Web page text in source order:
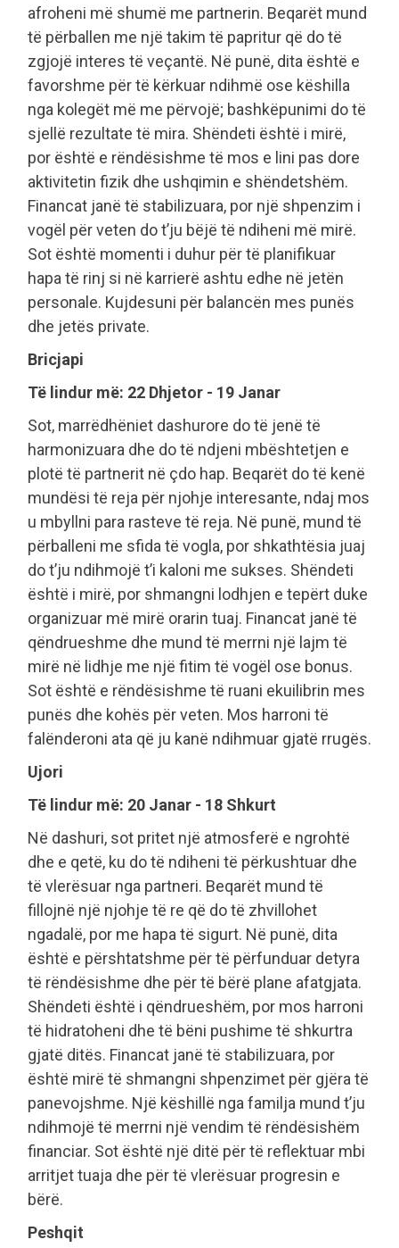
afroheni më shumë me partnerin. Beqarët mund
të përballen me një takim të papritur që do të
zgjojë interes të veçantë. Në punë, dita është e
favorshme për të kërkuar ndihmë ose këshilla
nga kolegët më me përvojë; bashkëpunimi do të
sjellë rezultate të mira. Shëndeti është i mirë,
por është e rëndësishme të mos e lini pas dore
aktivitetin fizik dhe ushqimin e shëndetshëm.
Financat janë të stabilizuara, por një shpenzim i
vogël për veten do t’ju bëjë të ndiheni më mirë.
Sot është momenti i duhur për të planifikuar
hapa të rinj si në karrierë ashtu edhe në jetën
personale. Kujdesuni për balancën mes punës
dhe jetës private.
Bricjapi
Të lindur më: 22 Dhjetor - 19 Janar
Sot, marrëdhëniet dashurore do të jenë të
harmonizuara dhe do të ndjeni mbështetjen e
plotë të partnerit në çdo hap. Beqarët do të kenë
mundësi të reja për njohje interesante, ndaj mos
u mbyllni para rasteve të reja. Në punë, mund të
përballeni me sfida të vogla, por shkathtësia juaj
do t’ju ndihmojë t’i kaloni me sukses. Shëndeti
është i mirë, por shmangni lodhjen e tepërt duke
organizuar më mirë orarin tuaj. Financat janë të
qëndrueshme dhe mund të merrni një lajm të
mirë në lidhje me një fitim të vogël ose bonus.
Sot është e rëndësishme të ruani ekuilibrin mes
punës dhe kohës për veten. Mos harroni të
falënderoni ata që ju kanë ndihmuar gjatë rrugës.
Ujori
Të lindur më: 20 Janar - 18 Shkurt
Në dashuri, sot pritet një atmosferë e ngrohtë
dhe e qetë, ku do të ndiheni të përkushtuar dhe
të vlerësuar nga partneri. Beqarët mund të
fillojnë një njohje të re që do të zhvillohet
ngadalë, por me hapa të sigurt. Në punë, dita
është e përshtatshme për të përfunduar detyra
të rëndësishme dhe për të bërë plane afatgjata.
Shëndeti është i qëndrueshëm, por mos harroni
të hidratoheni dhe të bëni pushime të shkurtra
gjatë ditës. Financat janë të stabilizuara, por
është mirë të shmangni shpenzimet për gjëra të
panevojshme. Një këshillë nga familja mund t’ju
ndihmojë të merrni një vendim të rëndësishëm
financiar. Sot është një ditë për të reflektuar mbi
arritjet tuaja dhe për të vlerësuar progresin e
bërë.
Peshqit